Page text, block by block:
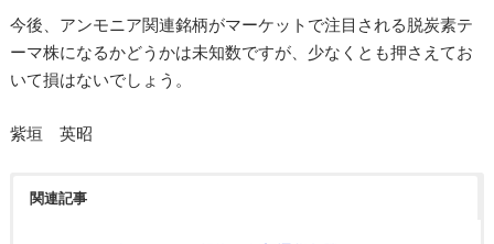
今後、アンモニア関連銘柄がマーケットで注目される脱炭素テ
ーマ株になるかどうかは未知数ですが、少なくとも押さえてお
いて損はないでしょう。
紫垣 英昭
関連記事